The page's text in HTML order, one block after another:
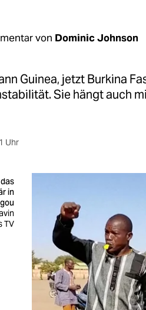
von Dominic Johnson
Guinea, jetzt Burkina
Sie hängt auch
Uhr
in
TV